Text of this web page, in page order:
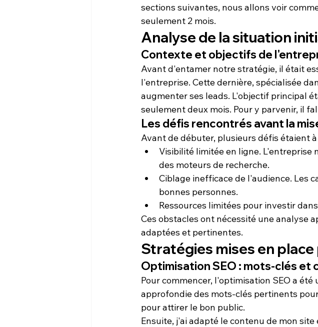
sections suivantes, nous allons voir
seulement 2 mois.
Analyse de la situation
Contexte et objectifs de
Avant d'entamer notre stratégie, il était
l'entreprise. Cette dernière, spécialisée
augmenter ses leads. L'objectif principal
seulement deux mois. Pour y parvenir, il
Les défis rencontrés avant la
Avant de débuter, plusieurs défis étaient
Visibilité limitée en ligne. L'entreprise
des moteurs de recherche.
Ciblage inefficace de l'audience. Les
bonnes personnes.
Ressources limitées pour investir
Ces obstacles ont nécessité une analyse
adaptées et pertinentes.
Stratégies mises en
Optimisation SEO : mots-clés et
Pour commencer, l'optimisation SEO a été
approfondie des mots-clés pertinents
pour attirer le bon public.
Ensuite, j'ai adapté le contenu de mon